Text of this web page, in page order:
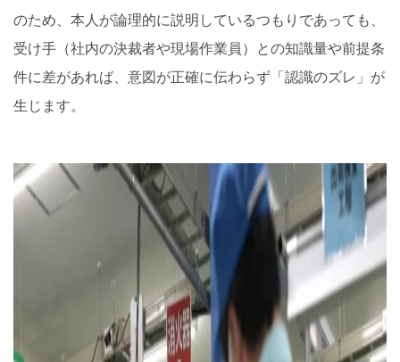
のため、本人が論理的に説明しているつもりであっても、
受け手（社内の決裁者や現場作業員）との知識量や前提条
件に差があれば、意図が正確に伝わらず「認識のズレ」が
生じます。